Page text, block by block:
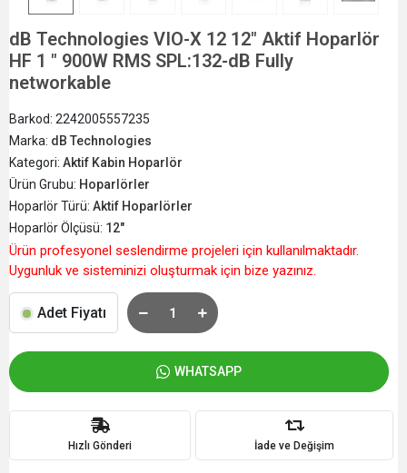
dB Technologies VIO-X 12 12" Aktif Hoparlör
HF 1 " 900W RMS SPL:132-dB Fully
networkable
Barkod: 2242005557235
Marka: dB Technologies
Kategori: Aktif Kabin Hoparlör
Ürün Grubu: Hoparlörler
Hoparlör Türü: Aktif Hoparlörler
Hoparlör Ölçüsü: 12"
Ürün profesyonel seslendirme projeleri için kullanılmaktadır.
Uygunluk ve sisteminizi oluşturmak için bize yazınız.
Adet Fiyatı
WHATSAPP
Hızlı Gönderi İade ve Değişim